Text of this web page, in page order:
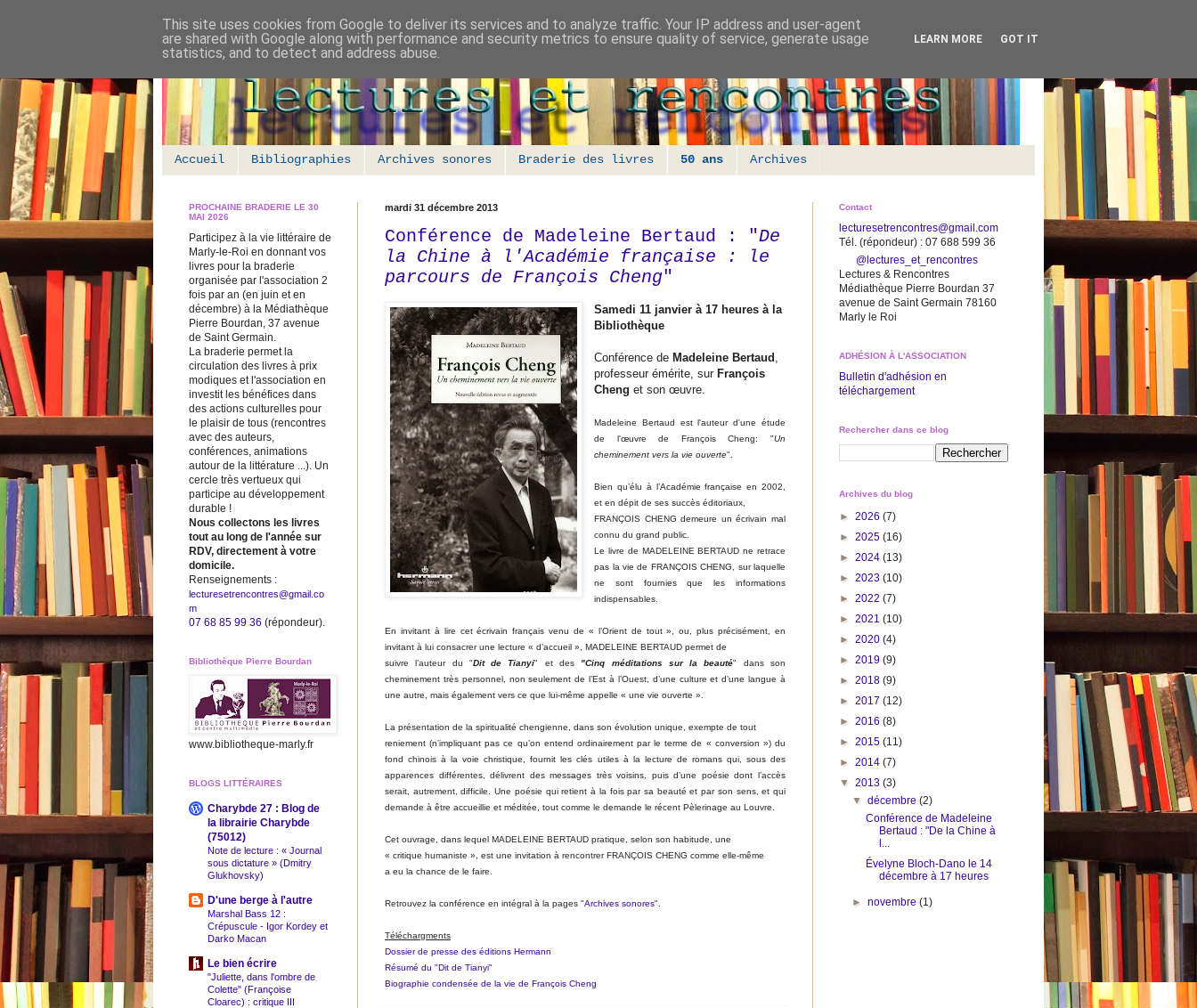
Accueil Bibliographies Archives sonores Braderie des livres 50 ans Archives
mardi 31 décembre 2013
Conférence de Madeleine Bertaud : "De
la Chine à l'Académie française : le
parcours de François Cheng"
Samedi 11 janvier à 17 heures à la
Bibliothèque
Conférence de Madeleine Bertaud
professeur émérite, sur François
Cheng et son œuvre.
Madeleine Bertaud est l'auteur d'une étude
de l'œuvre de François Cheng: "Un
cheminement vers la vie ouverte".
Bien qu’élu à l’Académie française en 2002,
et en dépit de ses succès éditoriaux,
FRANÇOIS CHENG demeure un écrivain mal
connu du grand public.
Le livre de MADELEINE BERTAUD ne retrace
pas la vie de FRANÇOIS CHENG, sur laquelle
ne sont fournies que les informations
indispensables.
En invitant à lire cet écrivain français venu de « l’Orient de tout », ou, plus précisément, en
invitant à lui consacrer une lecture « d’accueil », MADELEINE BERTAUD permet de
suivre l’auteur du "Dit de Tianyi" et des "Cinq méditations sur la beauté" dans son
cheminement très personnel, non seulement de l’Est à l’Ouest, d’une culture et d’une langue à
une autre, mais également vers ce que lui-même appelle « une vie ouverte ».
La présentation de la spiritualité chengienne, dans son évolution unique, exempte de tout
reniement (n’impliquant pas ce qu’on entend ordinairement par le terme de « conversion ») du
fond chinois à la voie christique, fournit les clés utiles à la lecture de romans qui, sous des
apparences différentes, délivrent des messages très voisins, puis d’une poésie dont l’accès
serait, autrement, difficile. Une poésie qui retient à la fois par sa beauté et par son sens, et qui
demande à être accueillie et méditée, tout comme le demande le récent Pèlerinage au Louvre.
Cet ouvrage, dans lequel MADELEINE BERTAUD pratique, selon son habitude, une
« critique humaniste », est une invitation à rencontrer FRANÇOIS CHENG comme elle-même
a eu la chance de le faire.
Retrouvez la conférence en intégral à la pages "Archives sonores".
Téléchargments
Dossier de presse des éditions Hermann
Résumé du "Dit de Tianyi"
Biographie condensée de la vie de François Cheng
PROCHAINE BRADERIE LE 30
MAI 2026
Participez à la vie littéraire de
Marly-le-Roi en donnant vos
livres pour la braderie
organisée par l'association 2
fois par an (en juin et en
décembre) à la Médiathèque
Pierre Bourdan, 37 avenue
de Saint Germain.
La braderie permet la
circulation des livres à prix
modiques et l'association en
investit les bénéfices dans
des actions culturelles pour
le plaisir de tous (rencontres
avec des auteurs,
conférences, animations
autour de la littérature ...). Un
cercle très vertueux qui
participe au développement
durable !
Nous collectons les livres
tout au long de l'année sur
RDV, directement à votre
domicile.
Renseignements :
lecturesetrencontres@gmail.co
m
07 68 85 99 36 (répondeur).
Bibliothèque Pierre Bourdan
www.bibliotheque-marly.fr
BLOGS LITTÉRAIRES
Charybde 27 : Blog de
la librairie Charybde
(75012)
Note de lecture : « Journal
sous dictature » (Dmitry
Glukhovsky)
D'une berge à l'autre
Marshal Bass 12 :
Crépuscule - Igor Kordey et
Darko Macan
Le bien écrire
"Juliette, dans l'ombre de
Colette" (Françoise
Cloarec) : critique III
Contact
lecturesetrencontres@gmail.com
Tél. (répondeur) : 07 688 599 36
@lectures_et_rencontres
Lectures & Rencontres
Médiathèque Pierre Bourdan 37
avenue de Saint Germain 78160
Marly le Roi
ADHÉSION À L'ASSOCIATION
Bulletin d'adhésion en
téléchargement
Rechercher dans ce blog
Archives du blog
► 2026 (7)
► 2025 (16)
► 2024 (13)
► 2023 (10)
► 2022 (7)
► 2021 (10)
► 2020 (4)
► 2019 (9)
► 2018 (9)
► 2017 (12)
► 2016 (8)
► 2015 (11)
► 2014 (7)
▼ 2013 (3)
▼décembre(2)
Conférence de Madeleine
Bertaud : "De la Chine à
l...
Évelyne Bloch-Dano le 14
décembre à 17 heures
►novembre(1)
This site uses cookies from Google to deliver its services and to analyze traffic. Your IP address and user-agent
are shared with Google along with performance and security metrics to ensure quality of service, generate usage
statistics, and to detect and address abuse.
LEARN MORE GOT IT